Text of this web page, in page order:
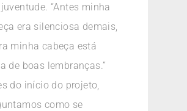
“Antes minha
era silenciosa demais,
minha cabeça está
de boas lembranças.”
do início do projeto,
como se